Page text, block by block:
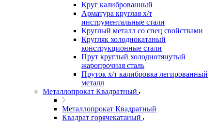
Круг калиброванный
Арматура круглая х/т
инструментальные стали
Круглый металл со спец свойствами
Кругляк холоднокатаный
конструкционные стали
Прут круглый холоднотянутый
жаропрочная сталь
Пруток х/т калибровка легированный
металл
Металлопрокат Квадратный
Металлопрокат Квадратный
Квадрат горячекатаный